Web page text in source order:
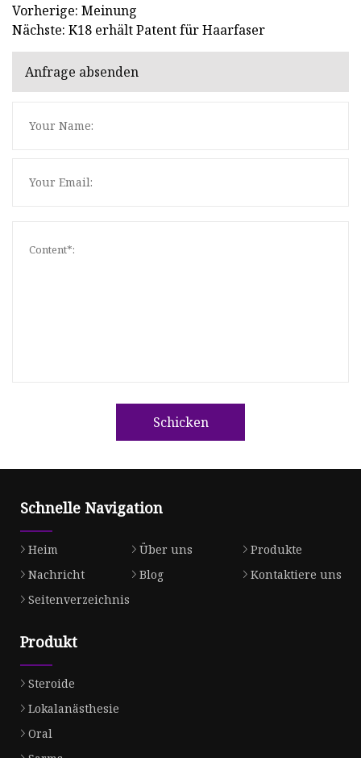
Vorherige: Meinung
Nächste: K18 erhält Patent für Haarfaser
Anfrage absenden
Schicken
Schnelle Navigation
Heim Über uns
Produkte
Nachricht
Blog
Kontaktiere uns
Seitenverzeichnis
Produkt
Steroide
Lokalanästhesie
Oral